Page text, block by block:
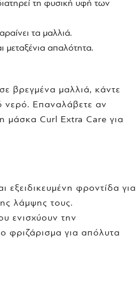
τη φυσική υφή των
τα μαλλιά.
απαλότητα.
βρεγμένα μαλλιά, κάντε
νερό. Επαναλάβετε αν
μάσκα Curl Extra Care για
εξειδικευμένη φροντίδα για
λάμψης τους.
ενισχύουν την
φριζάρισμα για απόλυτα